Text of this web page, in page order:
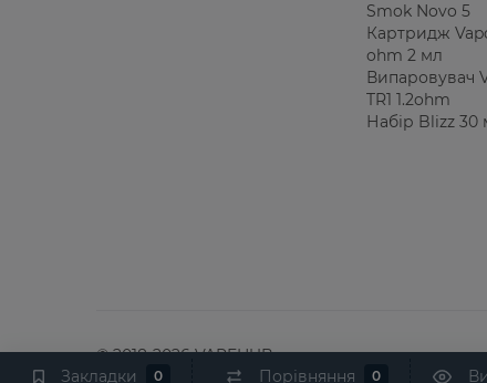
Закладки 0 Порівняння 0
Smok Novo 5
Картридж
ohm 2 мл
Випаровувач
TR1 1.2ohm
Набір Blizz 30
© 2018-2026 VAPEHUB